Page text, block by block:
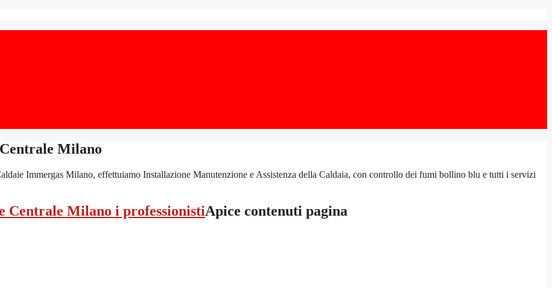
Milano
Immergas Milano, effettuiamo Installazione Manutenzione e Assistenza della Caldaia, con controllo dei fumi bollino blu e tutti i servizi
Apice contenuti pagina